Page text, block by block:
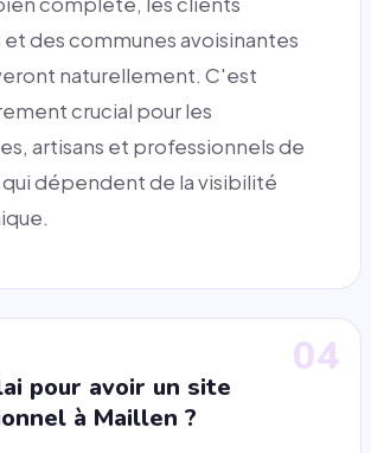
et des communes avoisinantes
naturellement. C'est
crucial pour les
artisans et professionnels de
dépendent de la visibilité
04
pour avoir un site
à Maillen ?